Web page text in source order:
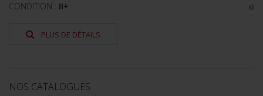
CONDITION : II+
PLUS DE DÉTAILS
NOS CATALOGUES